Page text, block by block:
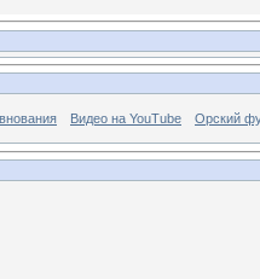
Видео на YouTube Орский